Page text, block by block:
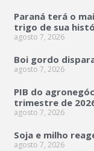
Paraná terá o
trigo de sua
agosto 7, 2026
Boi gordo
agosto 7, 2026
PIB do
trimestre de
agosto 7, 2026
Soja e milho
agosto 7, 2026